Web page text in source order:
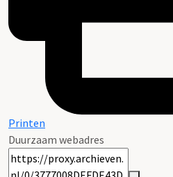
Printen
Duurzaam webadres